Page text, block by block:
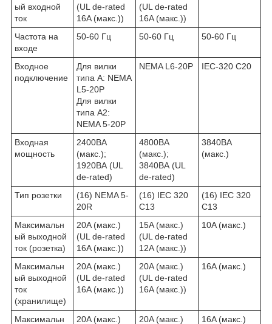
ый входной
ток
(UL de-rated
16A (макс.))
(UL de-rated
16A (макс.))
Частота на
входе
50-60 Гц 50-60 Гц 50-60 Гц
Входное
подключение
Для вилки
типа A: NEMA
L5-20P
Для вилки
типа A2:
NEMA 5-20P
NEMA L6-20P IEC-320 C20
Входная
мощность
2400ВА
(макс.);
1920ВА (UL
de-rated)
4800ВА
(макс.);
3840ВА (UL
de-rated)
3840ВА
(макс.)
Тип розетки
(16) NEMA 5-
20R
(16) IEC 320
C13
(16) IEC 320
C13
Максимальн
ый выходной
ток (розетка)
20A (макс.)
(UL de-rated
16A (макс.))
15A (макс.)
(UL de-rated
12A (макс.))
10A (макс.)
Максимальн
ый выходной
ток
(хранилище)
20A (макс.)
(UL de-rated
16A (макс.))
20A (макс.)
(UL de-rated
16A (макс.))
16A (макс.)
Максимальн 20A (макс.) 20A (макс.) 16A (макс.)